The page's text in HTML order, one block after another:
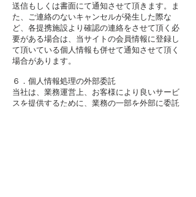
送信もしくは書面にて通知させて頂きます。ま
た、ご連絡のないキャンセルが発生した際な
ど、各提携施設より確認の連絡をさせて頂く必
要がある場合は、当サイトの会員情報に登録し
て頂いている個人情報も併せて通知させて頂く
場合があります。
６．個人情報処理の外部委託
当社は、業務運営上、お客様により良いサービ
スを提供するために、業務の一部を外部に委託